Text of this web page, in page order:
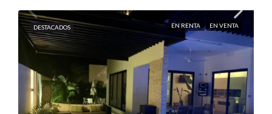
DESTACADOS EN RENTA EN VENTA